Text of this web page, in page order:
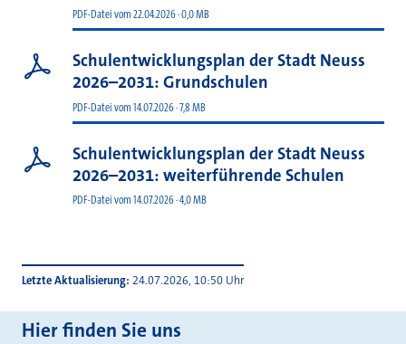
PDF-Datei vom 22.04.2026 · 0,0 MB
Schulentwicklungsplan der Stadt Neuss
2026–2031: Grundschulen
PDF-Datei vom 14.07.2026 · 7,8 MB
Schulentwicklungsplan der Stadt Neuss
2026–2031: weiterführende Schulen
PDF-Datei vom 14.07.2026 · 4,0 MB
Letzte Aktualisierung 24.07.2026, 10:50 Uhr
Hier finden Sie uns